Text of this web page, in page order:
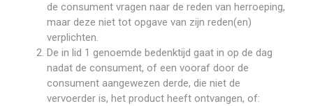
de consument vragen naar de reden van herroeping,
maar deze niet tot opgave van zijn reden(en)
verplichten.
De in lid 1 genoemde bedenktijd gaat in op de dag
nadat de consument, of een vooraf door de
consument aangewezen derde, die niet de
vervoerder is, het product heeft ontvangen, of: